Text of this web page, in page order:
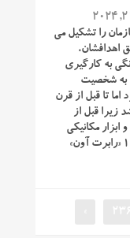
را تشکیل می
اهدافشان،
به کارگیری
به شخصیت
تا قبل از قرن
زیرا قبل از
ابزار مکانیکی
برا بر دانسته می شد. به‌ طوری که در ۱۸۰۰ «رابرت آون»